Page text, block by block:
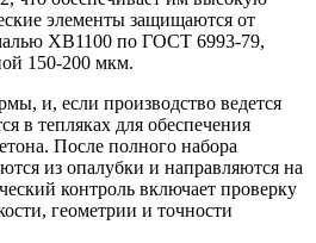
элементы защищаются от
ХВ1100 по ГОСТ 6993-79,
150-200 мкм.
и, если производство ведется
в тепляках для обеспечения
После полного набора
из опалубки и направляются на
контроль включает проверку
геометрии и точности